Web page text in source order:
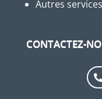
Autres services
CONTACTEZ-